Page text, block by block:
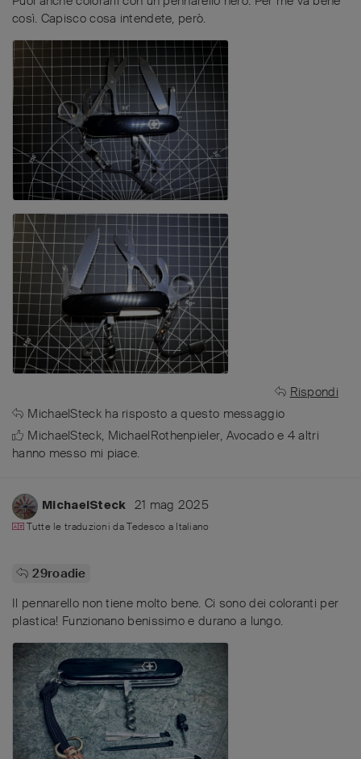
così. Capisco cosa intendete, però.
Rispondi
MichaelSteckha risposto a questo messaggio
MichaelSteck, MichaelRothenpieler, Avocadoe 4 altri
hanno messo mi piace.
MichaelSteck 21 mag 2025
Tutte le traduzioni daTedesco a Italiano
29roadie
Il pennarello non tiene molto bene. Ci sono dei coloranti per
plastica! Funzionano benissimo e durano a lungo.